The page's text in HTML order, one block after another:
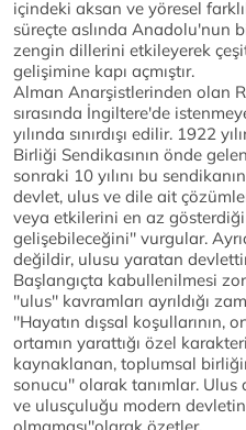
içindeki aksan ve yöresel
süreçte aslında Anadolu'nun
zengin dillerini etkileyerek
gelişimine kapı açmıştır.
Alman Anarşistlerinden olan
sırasında İngiltere'de
yılında sınırdışı edilir. 1922
Birliği Sendikasının önde
sonraki 10 yılını bu
devlet, ulus ve dile ait
veya etkilerini en az
gelişebileceğini'' vurgular.
değildir, ulusu yaratan
Başlangıçta kabullenilmesi
''ulus'' kavramları ayrıldığı
''Hayatın dışsal koşullarının,
ortamın yarattığı özel
kaynaklanan, toplumsal
sonucu'' olarak tanımlar. Ulus
ve ulusçuluğu modern